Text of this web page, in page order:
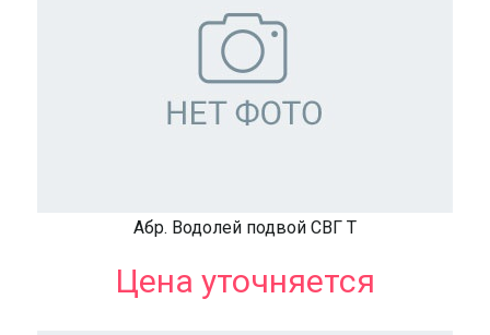
Абр. Водолей подвой СВГ Т
Цена уточняется